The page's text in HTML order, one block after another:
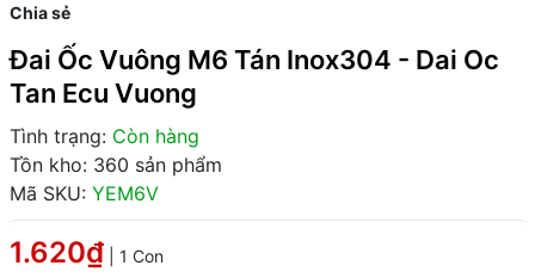
Chia sẻ
Đai Ốc Vuông M6 Tán Inox304 - Dai Oc
Tan Ecu Vuong
Tình trạng: Còn hàng
Tồn kho: 360 sản phẩm
Mã SKU: YEM6V
1.620₫ | 1 Con